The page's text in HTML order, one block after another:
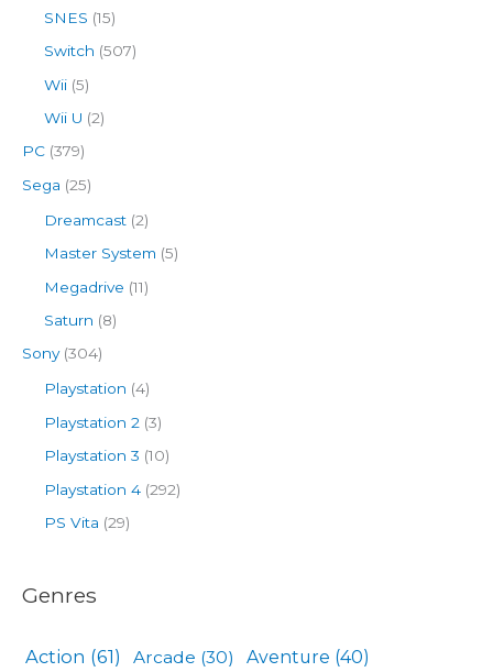
SNES (15)
Switch (507)
Wii (5)
Wii U (2)
PC (379)
Sega (25)
Dreamcast (2)
Master System (5)
Megadrive (11)
Saturn (8)
Sony(304)
Playstation (4)
Playstation 2 (3)
Playstation 3 (10)
Playstation 4 (292)
PS Vita (29)
Genres
Action (61) Arcade (30) Aventure (40)